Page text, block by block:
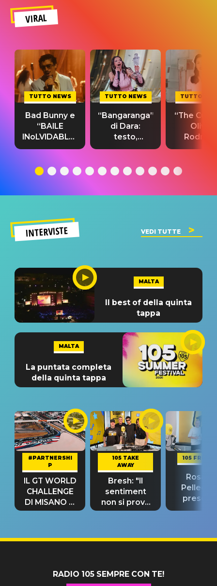
VIRAL
TUTTO NEWS
Bad Bunny e
“BAILE
INoLVIDABLE”:
testo,
significato
TUTTO NEWS
“Bangaranga”
di Dara:
testo,
traduzione e
del singolo
TUTTO
“The
Olivia
testo,
INTERVISTE VEDI TUTTE
MALTA
Il best of della quinta
tappa
MALTA
La puntata completa
della quinta tappa
#PARTNERSHI
P
IL GT WORLD
CHALLENGE
DI MISANO si
riconferma
105 TAKE
AWAY
Bresh: "Il
sentiment
non si prova
fino alla notte
105
Rosario
“Così
RADIO 105 SEMPRE CON TE!